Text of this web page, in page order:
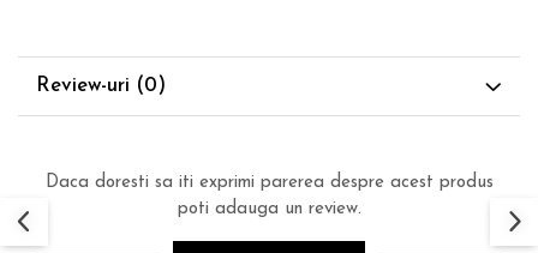
Review-uri (0)
Daca doresti sa iti exprimi parerea despre acest produs
poti adauga un review.